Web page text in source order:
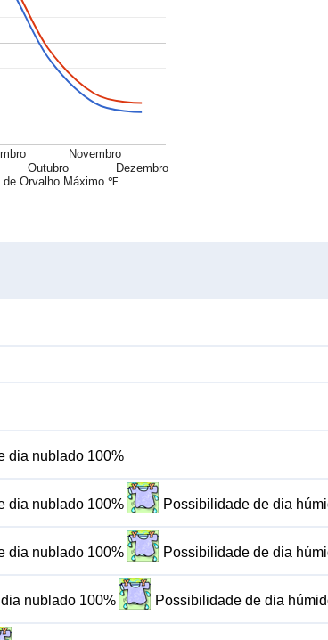
de Orvalho Máximo ℉
Outubro
Novembro
Dezembro
dia nublado 100%
dia nublado 100% Possibilidade de dia
dia nublado 100% Possibilidade de dia
nublado 100% Possibilidade de dia